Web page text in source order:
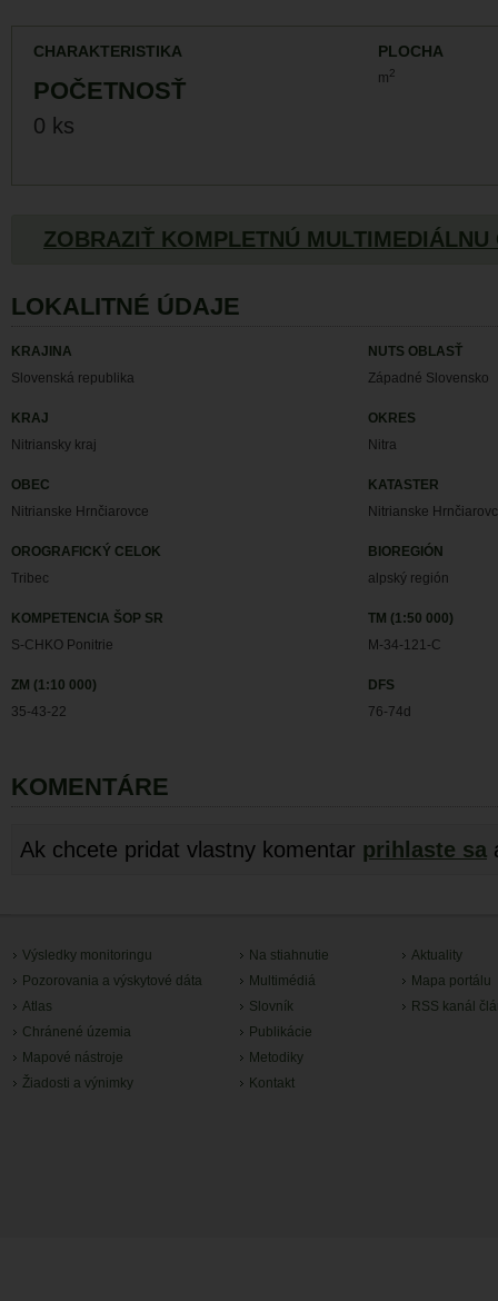
CHARAKTERISTIKA PLOCHA
m2
POČETNOSŤ
0 ks
ZOBRAZIŤ KOMPLETNÚ MULTIMEDIÁLNU
LOKALITNÉ ÚDAJE
KRAJINA
Slovenská republika
NUTS OBLASŤ
Západné Slovensko
KRAJ
Nitriansky kraj
OKRES
Nitra
OBEC
Nitrianske Hrnčiarovce
KATASTER
Nitrianske
OROGRAFICKÝ CELOK
Tribec
BIOREGIÓN
alpský región
KOMPETENCIA ŠOP SR
S-CHKO Ponitrie
TM (1:50 000)
M-34-121-C
ZM (1:10 000)
35-43-22
DFS
76-74d
KOMENTÁRE
Ak chcete pridat vlastny komentar prihlaste sa
Výsledky monitoringu
Pozorovania a výskytové dáta
Atlas
Chránené územia
Mapové nástroje
Žiadosti a výnimky
Na stiahnutie
Multimédiá
Slovník
Publikácie
Metodiky
Kontakt
Aktuality
Mapa portálu
RSS kanál